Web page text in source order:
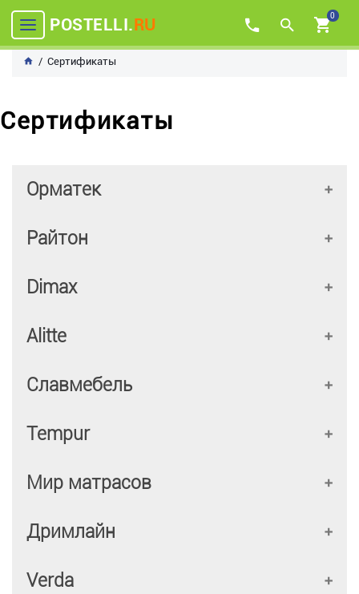
POSTELLI.RU 0
Сертификаты
Сертификаты
Орматек
Райтон
Dimax
Alitte
Славмебель
Tempur
Мир матрасов
Дримлайн
Verda